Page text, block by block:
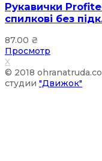
Рукавички
спилкові без
87.00 ₴
Просмотр
X
© 2018
студии "Движок"